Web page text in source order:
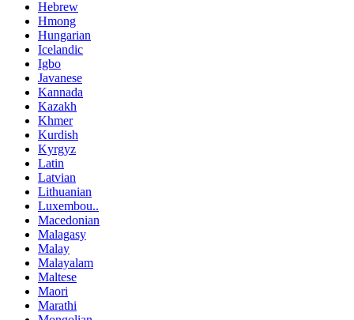
Hebrew
Hmong
Hungarian
Icelandic
Igbo
Javanese
Kannada
Kazakh
Khmer
Kurdish
Kyrgyz
Latin
Latvian
Lithuanian
Luxembou..
Macedonian
Malagasy
Malay
Malayalam
Maltese
Maori
Marathi